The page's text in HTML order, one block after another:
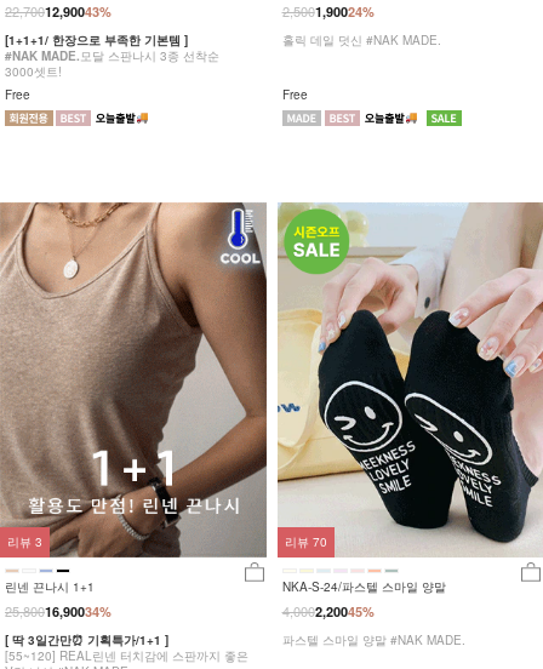
43%
22,70012,900
[1+1+1/ 한장으로 부족한 기본템 ]
#NAK MADE.모달 스판나시 3종 선착순
3000셋트!
Free
24%
2,5001,900
홀릭 데일 덧신 #NAK MADE.
Free
린넨 끈나시 1+1
34%
25,80016,900
[ 딱 3일간만⏰ 기획특가/1+1 ]
[55~120] REAL린넨 터치감에 스판까지 좋은
리뷰 3
NKA-S-24/파스텔 스마일 양말
45%
4,0002,200
파스텔 스마일 양말 #NAK MADE.
리뷰 70